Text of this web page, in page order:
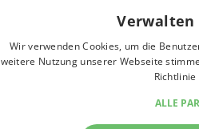
Verwalten
Wir verwenden Cookies, um die
weitere Nutzung unserer Webseite
ALLE